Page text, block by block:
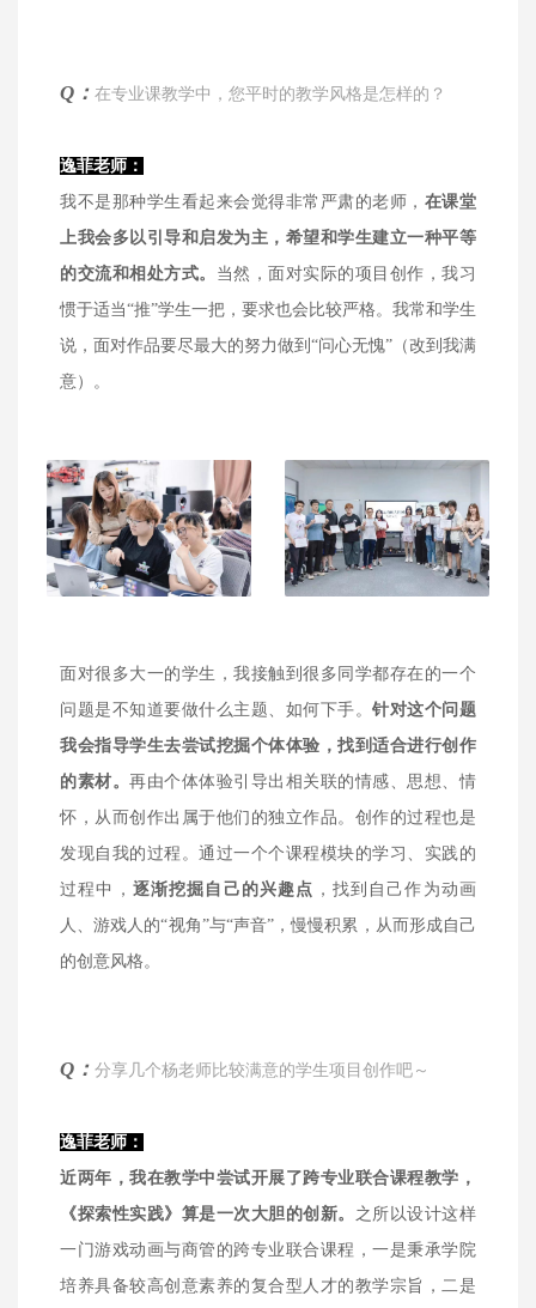
Q： 在专业课教学中，您平时的教学风格是怎样的？
逸菲老师：
我不是那种学生看起来会觉得非常严肃的老师， 在课堂
上我会多以引导和启发为主，希望和学生建立一种平等
的交流和相处方式。 当然，面对实际的项目创作，我习
惯于适当“推”学生一把，要求也会比较严格。我常和学生
说，面对作品要尽最大的努力做到“问心无愧”（改到我满
意）。
面对很多大一的学生，我接触到很多同学都存在的一个
问题是不知道要做什么主题、如何下手。针对这个问题
我会指导学生去尝试挖掘个体体验，找到适合进行创作
的素材。再由个体体验引导出相关联的情感、思想、情
怀，从而创作出属于他们的独立作品。创作的过程也是
发现自我的过程。通过一个个课程模块的学习、实践的
过程中， 逐渐挖掘自己的兴趣点 ，找到自己作为动画
人、游戏人的“视角”与“声音”，慢慢积累，从而形成自己
的创意风格。
Q： 分享几个杨老师比较满意的学生项目创作吧～
逸菲老师：
近两年，我在教学中尝试开展了跨专业联合课程教学，
《探索性实践》算是一次大胆的创新。 之所以设计这样
一门游戏动画与商管的跨专业联合课程，一是秉承学院
培养具备较高创意素养的复合型人才的教学宗旨，二是